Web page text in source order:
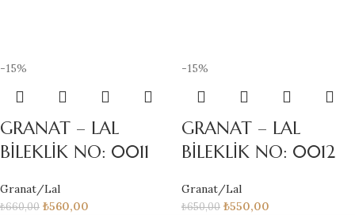
-15%
GRANAT – LAL
BİLEKLİK NO: 0011
Granat/Lal
₺660,00 ₺560,00
-15%
GRANAT – LAL
BİLEKLİK NO: 0012
Granat/Lal
₺650,00 ₺550,00